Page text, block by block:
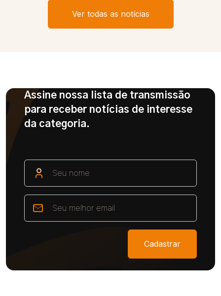
Ver todas as notícias
Assine nossa lista de transmissão
para receber notícias de interesse
da categoria.
Cadastrar